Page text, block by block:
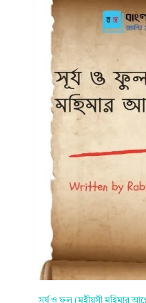
সূর্য ও ফুল (মহীয়সী মহিমার